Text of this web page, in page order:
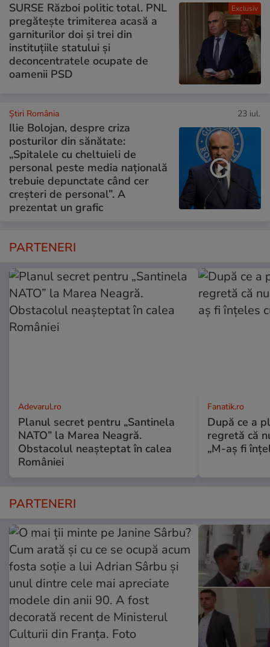
Exclusiv
SURSE Război politic total. PNL
pregătește trimiterea acasă a
garniturilor doi și trei din
instituțiile statului și
deconcentratele ocupate de
oamenii PSD
Știri România 23 iul.
Ilie Bolojan, despre criza
posturilor din sănătate:
„Spitalele cu cheltuieli de
personal peste media națională
trebuie depunctate când cer
creșteri de personal”. A
prezentat un grafic
PARTENERI
Adevarul.ro
Planul secret pentru „Santinela
NATO” la Marea Neagră.
Obstacolul neașteptat în calea
României
Fanatik.ro
După ce a
regretă că
„M-aș fi
PARTENERI